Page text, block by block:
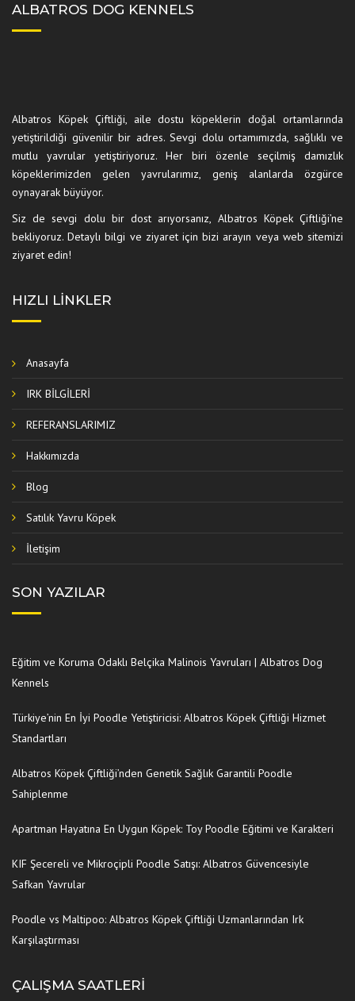
ALBATROS DOG KENNELS
Albatros Köpek Çiftliği, aile dostu köpeklerin doğal ortamlarında
yetiştirildiği güvenilir bir adres. Sevgi dolu ortamımızda, sağlıklı ve
mutlu yavrular yetiştiriyoruz. Her biri özenle seçilmiş damızlık
köpeklerimizden gelen yavrularımız, geniş alanlarda özgürce
oynayarak büyüyor.
Siz de sevgi dolu bir dost arıyorsanız, Albatros Köpek Çiftliği’ne
bekliyoruz. Detaylı bilgi ve ziyaret için bizi arayın veya web sitemizi
ziyaret edin!
HIZLI LINKLER
Anasayfa
IRK BİLGİLERİ
REFERANSLARIMIZ
Hakkımızda
Blog
Satılık Yavru Köpek
İletişim
SON YAZILAR
Eğitim ve Koruma Odaklı Belçika Malinois Yavruları | Albatros Dog
Kennels
Türkiye’nin En İyi Poodle Yetiştiricisi: Albatros Köpek Çiftliği Hizmet
Standartları
Albatros Köpek Çiftliği’nden Genetik Sağlık Garantili Poodle
Sahiplenme
Apartman Hayatına En Uygun Köpek: Toy Poodle Eğitimi ve Karakteri
KIF Şecereli ve Mikroçipli Poodle Satışı: Albatros Güvencesiyle
Safkan Yavrular
Poodle vs Maltipoo: Albatros Köpek Çiftliği Uzmanlarından Irk
Karşılaştırması
ÇALIŞMA SAATLERI